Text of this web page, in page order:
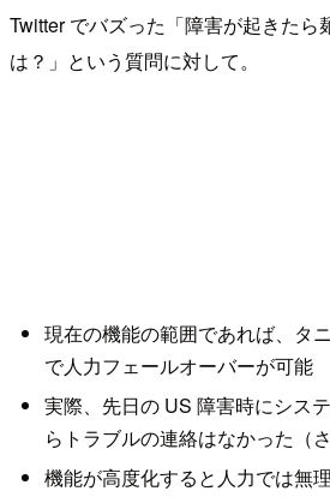
Twitter でバズった「障害が起きたら
は？」という質問に対して。
現在の機能の範囲であれば、タ
で人力フェールオーバーが可能
実際、先日の US 障害時にシス
らトラブルの連絡はなかった（さ
機能が高度化すると人力では無